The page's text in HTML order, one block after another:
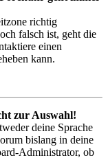
richtig
falsch ist, geht die
einen
kann.
zur Auswahl!
deine Sprache
bislang in deine
Administrator, ob